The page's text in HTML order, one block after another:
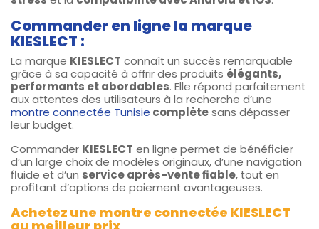
Commander en ligne la marque
KIESLECT :
La marque KIESLECT connaît un succès remarquable
grâce à sa capacité à offrir des produits élégants,
performants et abordables. Elle répond parfaitement
aux attentes des utilisateurs à la recherche d’une
montre connectée Tunisie complètesans dépasser
leur budget.
Commander KIESLECT en ligne permet de bénéficier
d’un large choix de modèles originaux, d’une navigation
fluide et d’un service après-vente fiable, tout en
profitant d’options de paiement avantageuses.
Achetez une montre connectée KIESLECT